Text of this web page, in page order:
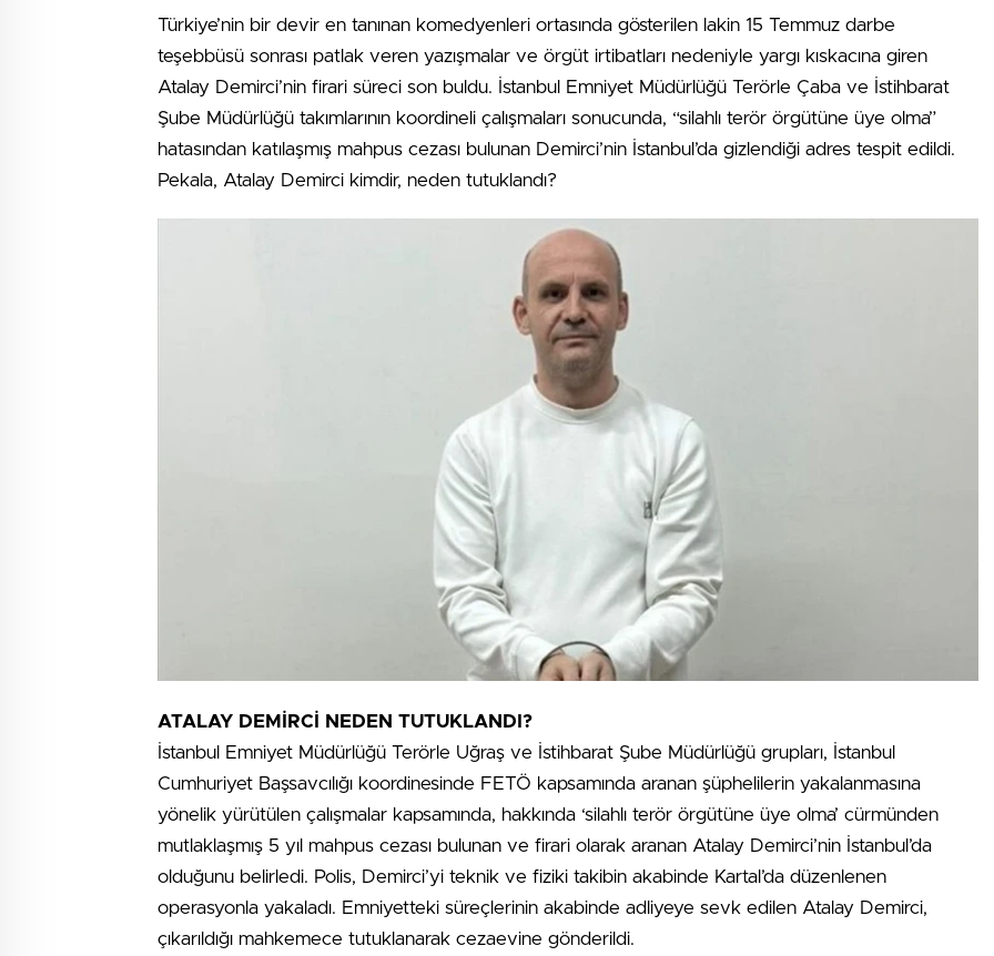
Türkiye’nin bir devir en tanınan komedyenleri ortasında gösterilen lakin 15 Temmuz darbe
teşebbüsü sonrası patlak veren yazışmalar ve örgüt irtibatları nedeniyle yargı kıskacına giren
Atalay Demirci’nin firari süreci son buldu. İstanbul Emniyet Müdürlüğü Terörle Çaba ve İstihbarat
Şube Müdürlüğü takımlarının koordineli çalışmaları sonucunda, “silahlı terör örgütüne üye olma”
hatasından katılaşmış mahpus cezası bulunan Demirci’nin İstanbul’da gizlendiği adres tespit edildi.
Pekala, Atalay Demirci kimdir, neden tutuklandı?
ATALAY DEMİRCİ NEDEN TUTUKLANDI?
İstanbul Emniyet Müdürlüğü Terörle Uğraş ve İstihbarat Şube Müdürlüğü grupları, İstanbul
Cumhuriyet Başsavcılığı koordinesinde FETÖ kapsamında aranan şüphelilerin yakalanmasına
yönelik yürütülen çalışmalar kapsamında, hakkında ‘silahlı terör örgütüne üye olma’ cürmünden
mutlaklaşmış 5 yıl mahpus cezası bulunan ve firari olarak aranan Atalay Demirci’nin İstanbul’da
olduğunu belirledi. Polis, Demirci’yi teknik ve fiziki takibin akabinde Kartal’da düzenlenen
operasyonla yakaladı. Emniyetteki süreçlerinin akabinde adliyeye sevk edilen Atalay Demirci,
çıkarıldığı mahkemece tutuklanarak cezaevine gönderildi.